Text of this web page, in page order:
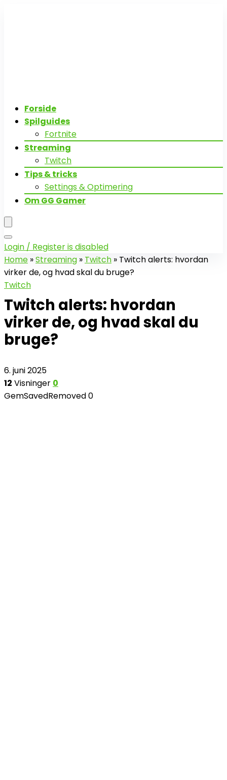
Forside
Spilguides
Fortnite
Streaming
Twitch
Tips & tricks
Settings & Optimering
Om GG Gamer
Login / Register is disabled
Home »Streaming » Twitch » Twitch alerts: hvordan
virker de, og hvad skal du bruge?
Twitch
Twitch alerts: hvordan
virker de, og hvad skal du
bruge?
6. juni 2025
12 Visninger 0
GemSavedRemoved0